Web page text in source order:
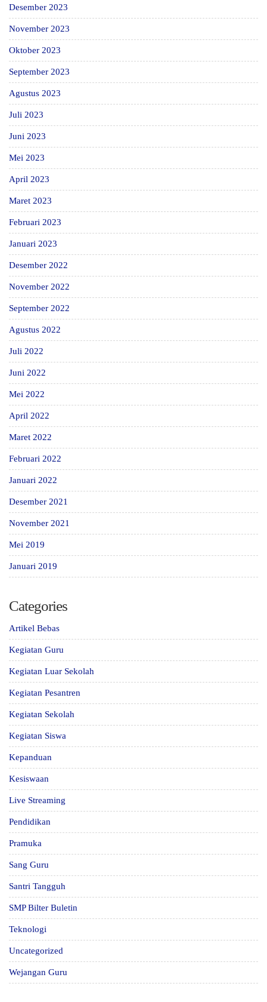
Desember 2023
November 2023
Oktober 2023
September 2023
Agustus 2023
Juli 2023
Juni 2023
Mei 2023
April 2023
Maret 2023
Februari 2023
Januari 2023
Desember 2022
November 2022
September 2022
Agustus 2022
Juli 2022
Juni 2022
Mei 2022
April 2022
Maret 2022
Februari 2022
Januari 2022
Desember 2021
November 2021
Mei 2019
Januari 2019
Categories
Artikel Bebas
Kegiatan Guru
Kegiatan Luar Sekolah
Kegiatan Pesantren
Kegiatan Sekolah
Kegiatan Siswa
Kepanduan
Kesiswaan
Live Streaming
Pendidikan
Pramuka
Sang Guru
Santri Tangguh
SMP Bilter Buletin
Teknologi
Uncategorized
Wejangan Guru